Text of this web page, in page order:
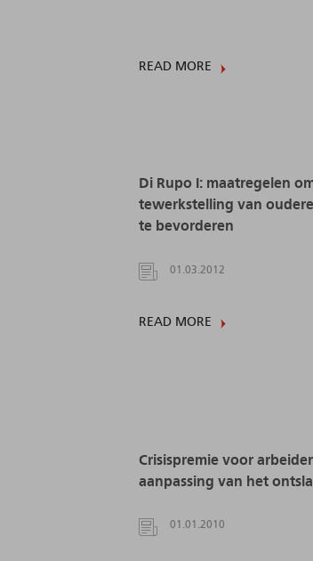
READ MORE
Di Rupo I: maatregelen
tewerkstelling van
te bevorderen
01.03.2012
READ MORE
Crisispremie voor
aanpassing van het
01.01.2010